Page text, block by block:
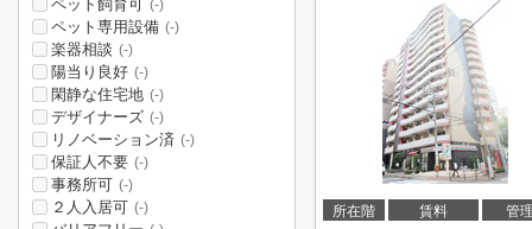
所在階 賃料
管
ペット飼育可 (-)
ペット専用設備 (-)
楽器相談 (-)
陽当り良好 (-)
閑静な住宅地 (-)
デザイナーズ (-)
リノベーション済 (-)
保証人不要 (-)
事務所可 (-)
２人入居可 (-)